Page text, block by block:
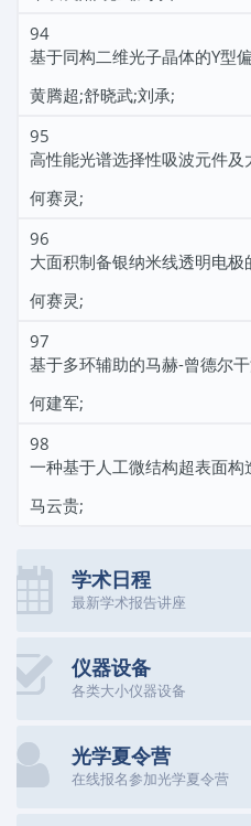
94
基于同构二维光子晶体的Y型
黄腾超;舒晓武;刘承;
95
高性能光谱选择性吸波元件及
何赛灵;
96
大面积制备银纳米线透明电
何赛灵;
97
基于多环辅助的马赫-曾德尔
何建军;
98
一种基于人工微结构超表面
马云贵;
学术日程
最新学术报告讲座
仪器设备
各类大小仪器设备
光学夏令营
在线报名参加光学夏令营